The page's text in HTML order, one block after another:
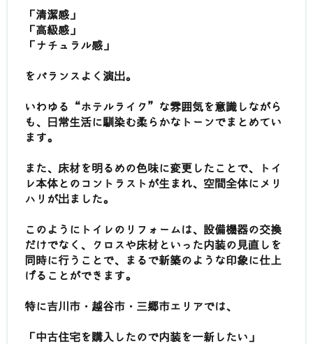
「清潔感」
「高級感」
「ナチュラル感」
をバランスよく演出。
いわゆる“ホテルライク”な雰囲気を意識しながら
も、日常生活に馴染む柔らかなトーンでまとめてい
ます。
また、床材を明るめの色味に変更したことで、トイ
レ本体とのコントラストが生まれ、空間全体にメリ
ハリが出ました。
このようにトイレのリフォームは、設備機器の交換
だけでなく、クロスや床材といった内装の見直しを
同時に行うことで、まるで新築のような印象に仕上
げることができます。
特に吉川市・越谷市・三郷市エリアでは、
「中古住宅を購入したので内装を一新したい」